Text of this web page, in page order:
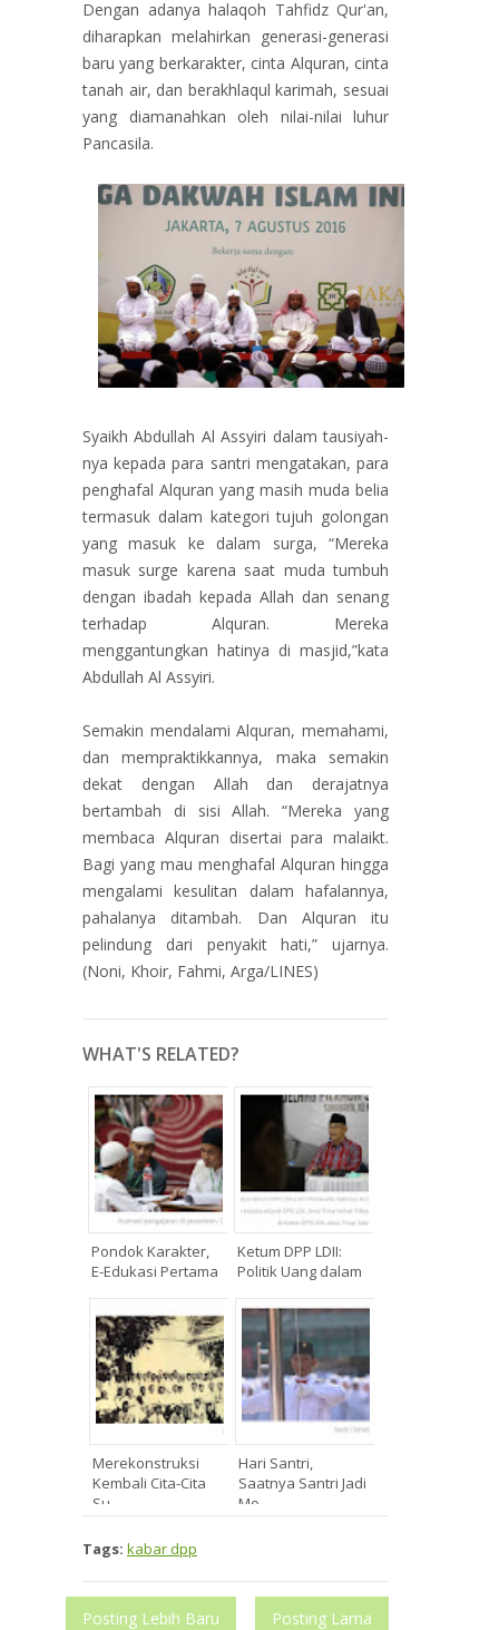
Dengan adanya halaqoh Tahfidz Qur'an,
diharapkan melahirkan generasi-generasi
baru yang berkarakter, cinta Alquran, cinta
ta​nah air, dan berakhlaqul karimah, sesuai
yang diamanahkan oleh nilai-nilai luhur
Pancasila.
Syaikh Abdullah Al Assyiri dalam tausiyah-
nya kepada para santri mengatakan, para
penghafal Alquran yang masih muda belia
termasuk dalam kategori tujuh golongan
yang masuk ke dalam surga, “Mereka
masuk surge karena saat muda tumbuh
dengan ibadah kepada Allah dan senang
terhadap Alquran. Mereka
menggantungkan hatinya di masjid,”kata
Abdullah Al Assyiri.
Semakin mendalami Alquran, memahami,
dan mempraktikkannya, maka semakin
dekat dengan Allah dan derajatnya
bertambah di sisi Allah. “Mereka yang
membaca Alquran disertai para malaikt.
Bagi yang mau menghafal Alquran hingga
mengalami kesulitan dalam hafalannya,
pahalanya ditambah. Dan Alquran itu
pelindung dari penyakit hati,” ujarnya.
(Noni, Khoir, Fahmi, Arga/LINES)
WHAT'S RELATED?
Pondok Karakter,
E-Edukasi Pertama
Ketum DPP LDII:
Politik Uang dalam
Merekonstruksi
Kembali Cita-Cita
Su...
Hari Santri,
Saatnya Santri Jadi
Mo...
Tags: kabar dpp
Posting Lebih Baru Posting Lama